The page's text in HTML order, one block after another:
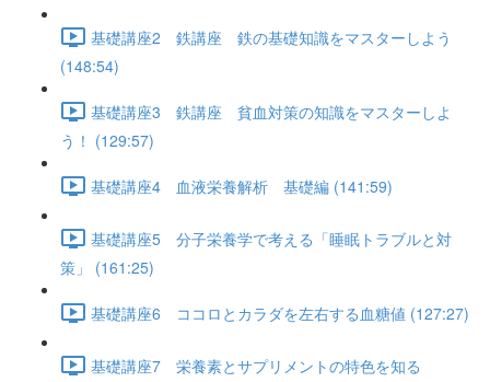
基礎講座2 鉄講座 鉄の基礎知識をマスターしよう
(148:54)
基礎講座3 鉄講座 貧血対策の知識をマスターしよ
う！ (129:57)
基礎講座4 血液栄養解析 基礎編 (141:59)
基礎講座5 分子栄養学で考える「睡眠トラブルと対
策」 (161:25)
基礎講座6 ココロとカラダを左右する血糖値 (127:27)
基礎講座7 栄養素とサプリメントの特色を知る